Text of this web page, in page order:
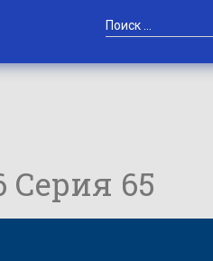
Серия 65